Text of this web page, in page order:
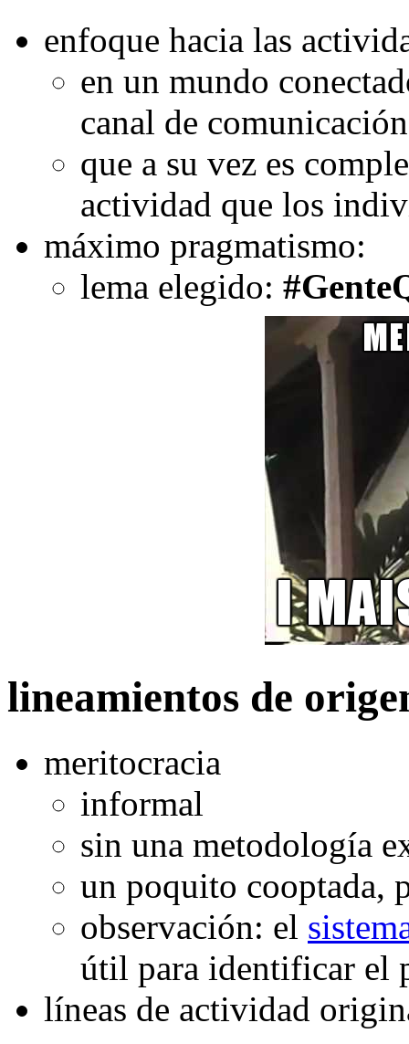
enfoque hacia las
en un mundo
canal de
que a su vez es
actividad que los
máximo pragmatismo:
lema elegido:
lineamientos de
meritocracia
informal
sin una metodología
un poquito cooptada,
observación: el
útil para identificar el
líneas de actividad